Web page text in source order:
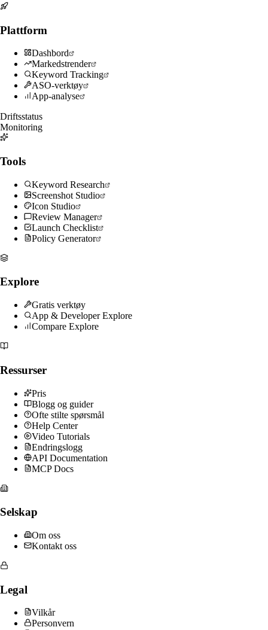
Plattform
Dashbord
Markedstrender
Keyword Tracking
ASO-verktøy
App-analyse
Driftsstatus
Monitoring
Tools
Keyword Research
Screenshot Studio
Icon Studio
Review Manager
Launch Checklist
Policy Generator
Explore
Gratis verktøy
App & Developer Explore
Compare Explore
Ressurser
Pris
Blogg og guider
Ofte stilte spørsmål
Help Center
Video Tutorials
Endringslogg
API Documentation
MCP Docs
Selskap
Om oss
Kontakt oss
Legal
Vilkår
Personvern